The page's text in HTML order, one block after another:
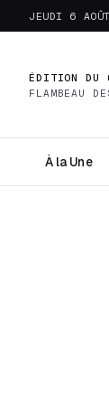
JEUDI 6
ÉDITION
FLAMBEAU
À la Une